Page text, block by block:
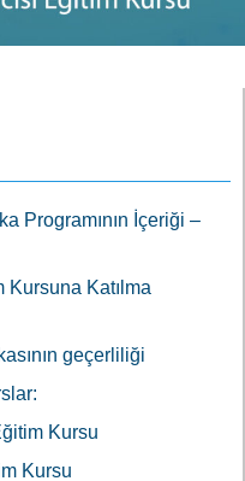
Programının İçeriği –
Kursuna Katılma
geçerliliği
Kursu
Kursu